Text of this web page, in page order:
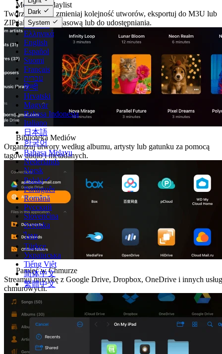
Čeština
Dansk
Deutsch
Ελληνικά
English
Español
Suomi
Français
עברית
हिन्दी
Hrvatski
Magyar
Bahasa Indonesia
Italiano
日本語
한국어
Bahasa Melayu
Nederlands
Norsk
Polski
Português
Română
Русский
Slovenčina
Svenska
ไทย
Türkçe
Українська
Tiếng Việt
简体中文
繁體中文
Dark
System
Menedżer Playlist
Twórz playlisty, zmieniaj kolejność utworów, eksportuj do M3U lub
ZIP jako kopię zapasową lub do udostępniania.
Biblioteka Mediów
Organizuj utwory według albumu, artysty lub gatunku za pomocą
tagów audio i metadanych.
Pamięć w Chmurze
Streamuj muzykę z Google Drive, Dropbox, OneDrive i innych usług
chmurowych.